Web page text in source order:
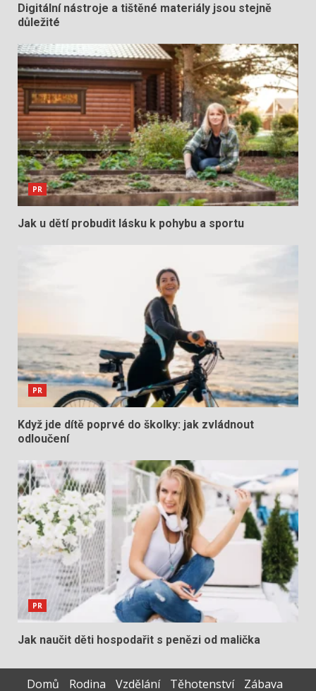
Digitální nástroje a tištěné materiály jsou stejně
důležité
PR
Jak u dětí probudit lásku k pohybu a sportu
PR
Když jde dítě poprvé do školky: jak zvládnout
odloučení
PR
Jak naučit děti hospodařit s penězi od malička
Domů Rodina Vzdělání Těhotenství Zábava